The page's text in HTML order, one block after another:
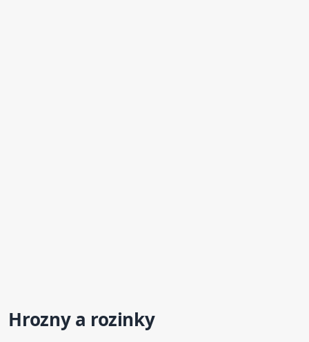
Hrozny a rozinky